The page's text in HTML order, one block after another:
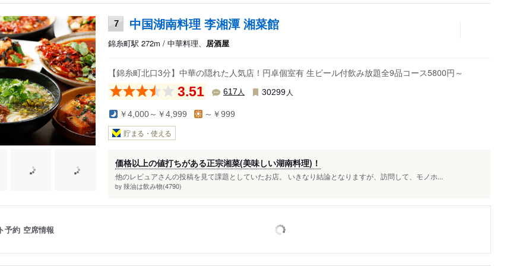
7 中国湖南料理 李湘潭 湘菜館
錦糸町駅 272m / 中華料理、 居酒屋
【錦糸町北口3分】中華の隠れた人気店！円卓個室有 生ビール付飲み放題全9品コース5800円～
3.51 617 人 30299 人
￥4,000～￥4,999 ～￥999
貯まる・使える
価格以上の値打ちがある正宗湘菜(美味しい湖南料理)！
他のレビュアさんの投稿を見て課題としていたお店。 いきなり結論となりますが、訪問して、モノホ...
by 辣油は飲み物(4790)
予約 空席情報